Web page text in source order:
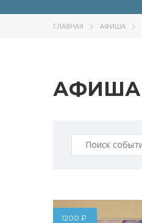
ГЛАВНАЯ АФИША
АФИША
Искать:
1200 ₽